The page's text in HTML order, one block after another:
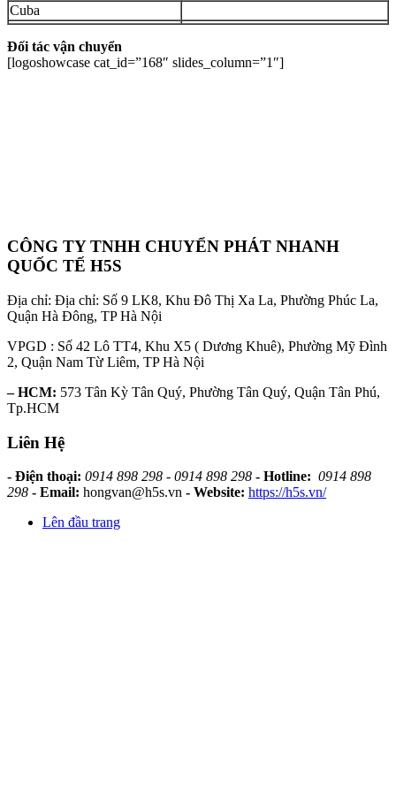
Cuba
Đối tác vận chuyển
[logoshowcase cat_id=”168″ slides_column=”1″]
CÔNG TY TNHH CHUYỂN PHÁT NHANH
QUỐC TẾ H5S
Địa chỉ: Địa chỉ: Số 9 LK8, Khu Đô Thị Xa La, Phường Phúc La,
Quận Hà Đông, TP Hà Nội
VPGD : Số 42 Lô TT4, Khu X5 ( Dương Khuê), Phường Mỹ Đình
2, Quận Nam Từ Liêm, TP Hà Nội
– HCM: 573 Tân Kỳ Tân Quý, Phường Tân Quý, Quận Tân Phú,
Tp.HCM
Liên Hệ
- Điện thoại: 0914 898 298 - 0914 898 298 - Hotline: 0914 898
298 - Email: hongvan@h5s.vn - Website: https://h5s.vn/
Lên đầu trang